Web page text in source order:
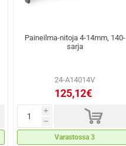
Paineilma-nitoja 4-14mm, 140-
sarja
24-A14014V
125,12€
i
h d
Varastossa 3